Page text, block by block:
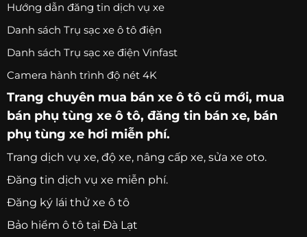
Hướng dẫn đăng tin dịch vụ xe
Danh sách Trụ sạc xe ô tô điện
Danh sách Trụ sạc xe điện Vinfast
Camera hành trình độ nét 4K
Trang chuyên mua bán xe ô tô cũ mới, mua
bán phụ tùng xe ô tô, đăng tin bán xe, bán
phụ tùng xe hơi miễn phí.
Trang dịch vụ xe, độ xe, nâng cấp xe, sửa xe oto.
Đăng tin dịch vụ xe miễn phí.
Đăng ký lái thử xe ô tô
Bảo hiểm ô tô tại Đà Lạt